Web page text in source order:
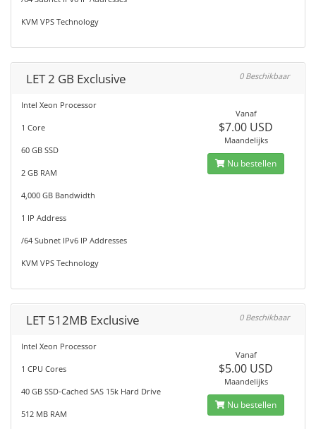
KVM VPS Technology
LET 2 GB Exclusive 0 Beschikbaar
Intel Xeon Processor
1 Core
60 GB SSD
2 GB RAM
4,000 GB Bandwidth
1 IP Address
/64 Subnet IPv6 IP Addresses
KVM VPS Technology
Vanaf
$7.00 USD
Maandelijks
Nu bestellen
LET 512MB Exclusive 0 Beschikbaar
Intel Xeon Processor
1 CPU Cores
40 GB SSD-Cached SAS 15k Hard Drive
512 MB RAM
Vanaf
$5.00 USD
Maandelijks
Nu bestellen